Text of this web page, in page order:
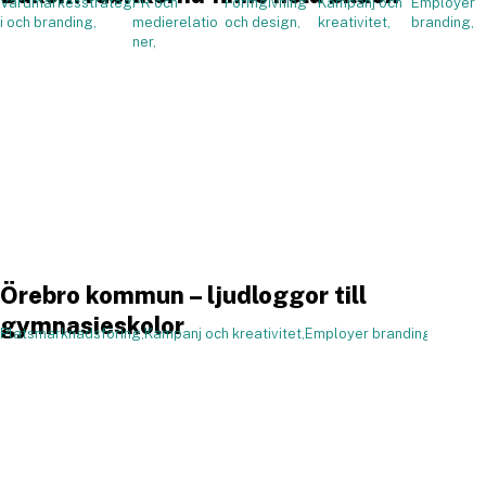
i och branding,
medierelatio
ner,
och design,
kreativitet,
branding,
Örebro kommun – ljudloggor till
gymnasieskolor
Platsmarknadsföring,Kampanj och kreativitet, Employer branding,